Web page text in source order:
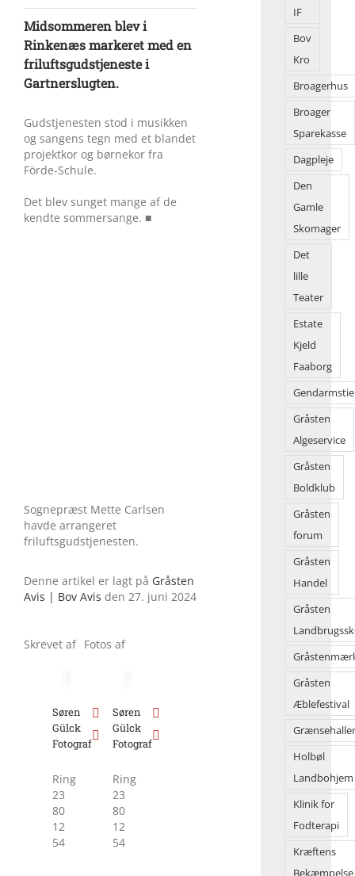
Midsommeren blev i
Rinkenæs markeret med en
friluftsgudstjeneste i
Gartnerslugten.
Gudstjenesten stod i musikken
og sangens tegn med et blandet
projektkor og børnekor fra
Förde-Schule.
Det blev sunget mange af de
kendte sommersange. ■
Sognepræst Mette Carlsen
havde arrangeret
friluftsgudstjenesten.
Denne artikel er lagt på Gråsten
Avis | Bov Avis den 27. juni 2024
Skrevet af
Søren
Gülck
Fotograf
Ring
23
80
12
54
Fotos af
Søren
Gülck
Fotograf
Ring
23
80
12
54
IF
Bov
Kro
Broagerhus
Broager
Sparekasse
Dagpleje
Den
Gamle
Skomager
Det
lille
Teater
Estate
Kjeld
Faaborg
Gråsten
Algeservice
Gråsten
Boldklub
Gråsten
forum
Gråsten
Handel
Gråsten
Gråsten
Æblefestival
Holbøl
Landbohjem
Klinik for
Fodterapi
Kræftens
Bekæmpelse